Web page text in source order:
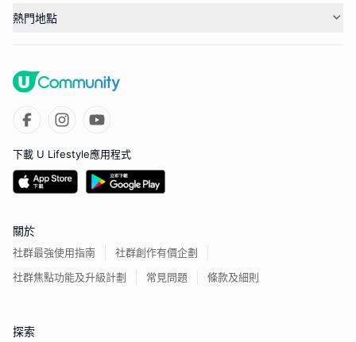
熱門地點
下載 U Lifestyle應用程式
關於
社群最強使用指南
社群創作有價企劃
社群焦點功能及升級計劃
常見問題 條款及細則
探索